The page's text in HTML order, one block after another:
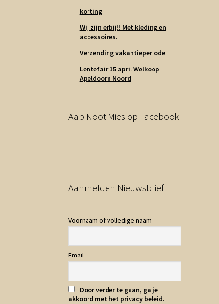
korting
Wij zijn erbij!! Met kleding en
accessoires.
Verzending vakantieperiode
Lentefair 15 april Welkoop
Apeldoorn Noord
Aap Noot Mies op Facebook
Aanmelden Nieuwsbrief
Voornaam of volledige naam
Email
Door verder te gaan, ga je
akkoord met het privacy beleid.